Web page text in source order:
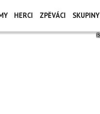
HERCI ZPĚVÁCI SKUPINY